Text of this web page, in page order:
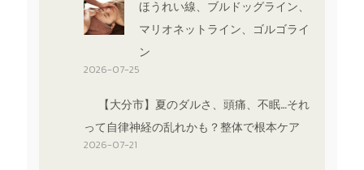
ほうれい線、ブルドッグライン、
マリオネットライン、ゴルゴライ
ン
2026-07-25
【大分市】夏のダルさ、頭痛、不眠…それ
って自律神経の乱れかも？整体で根本ケア
2026-07-21